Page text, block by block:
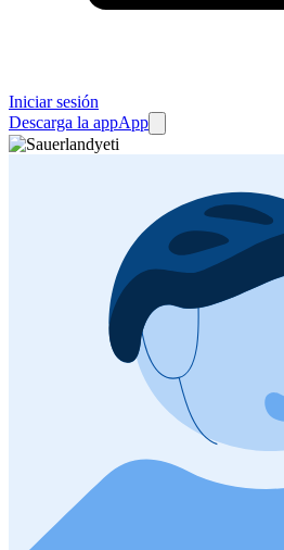
Iniciar sesión
Descarga la appApp